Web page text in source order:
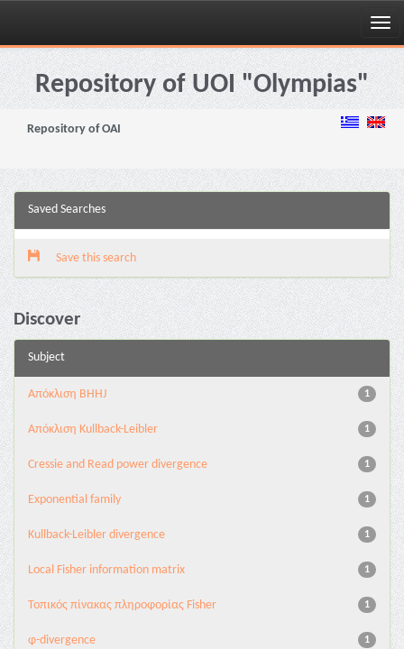
Skip
navigationRepository of UOI "Olympias"
Repository of OAI
Saved Searches
Save this search
Discover
Subject
1
Aπόκλιση BHHJ
1
Aπόκλιση Kullback-Leibler
1
Cressie and Read power divergence
1
Exponential family
1
Kullback-Leibler divergence
1
Local Fisher information matrix
1
Τοπικός πίνακας πληροφορίας Fisher
1
φ-divergence